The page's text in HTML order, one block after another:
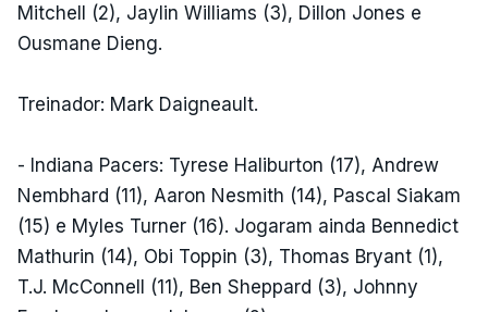
Mitchell (2), Jaylin Williams (3), Dillon Jones e
Ousmane Dieng.
Treinador: Mark Daigneault.
- Indiana Pacers: Tyrese Haliburton (17), Andrew
Nembhard (11), Aaron Nesmith (14), Pascal Siakam
(15) e Myles Turner (16). Jogaram ainda Bennedict
Mathurin (14), Obi Toppin (3), Thomas Bryant (1),
T.J. McConnell (11), Ben Sheppard (3), Johnny